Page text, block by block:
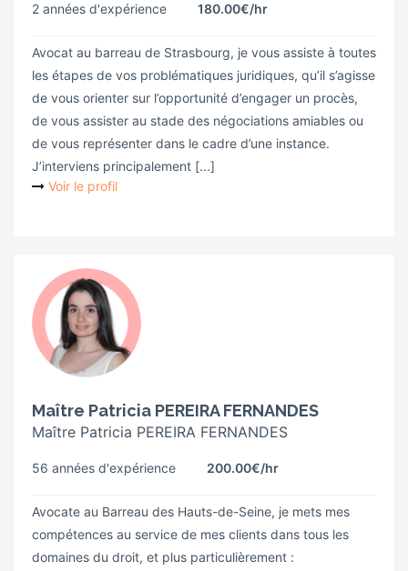
2 années d'expérience 180.00€/hr
Avocat au barreau de Strasbourg, je vous assiste à toutes
les étapes de vos problématiques juridiques, qu’il s’agisse
de vous orienter sur l’opportunité d’engager un procès,
de vous assister au stade des négociations amiables ou
de vous représenter dans le cadre d’une instance.
J’interviens principalement [...]
Voir le profil
Maître Patricia PEREIRA FERNANDES
Maître Patricia PEREIRA FERNANDES
56 années d'expérience 200.00€/hr
Avocate au Barreau des Hauts-de-Seine, je mets mes
compétences au service de mes clients dans tous les
domaines du droit, et plus particulièrement :